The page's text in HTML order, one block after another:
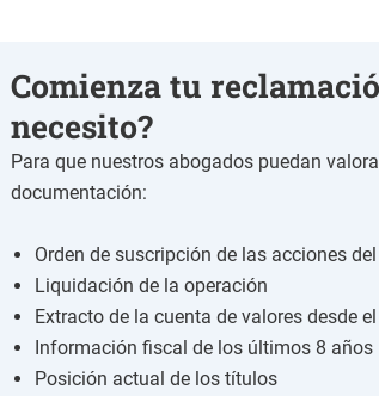
Comienza tu
necesito?
Para que nuestros abogados puedan
documentación:
Orden de suscripción de las acciones
Liquidación de la operación
Extracto de la cuenta de valores desde
Información fiscal de los últimos 8 años
Posición actual de los títulos